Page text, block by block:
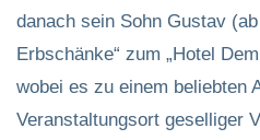
danach sein Sohn Gustav
Erbschänke“ zum „Hotel
wobei es zu einem beliebten
Veranstaltungsort geselliger